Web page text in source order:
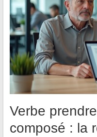
Verbe
composé : la